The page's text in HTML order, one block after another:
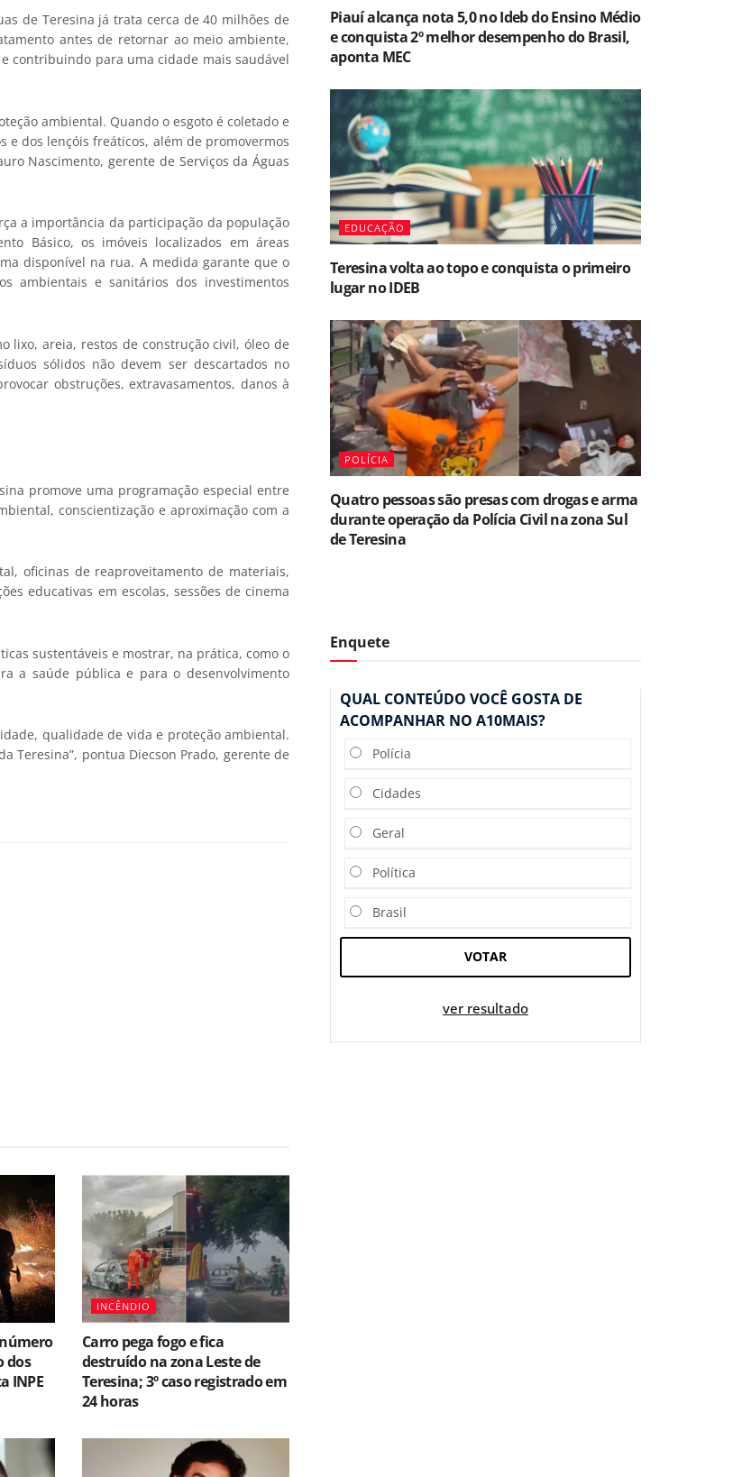
de Teresina já trata cerca de 40 milhões de
antes de retornar ao meio ambiente,
contribuindo para uma cidade mais saudável
ambiental. Quando o esgoto é coletado e
e dos lençóis freáticos, além de promovermos
Nascimento, gerente de Serviços da Águas
a importância da participação da população
Básico, os imóveis localizados em áreas
disponível na rua. A medida garante que o
ambientais e sanitários dos investimentos
lixo, areia, restos de construção civil, óleo de
sólidos não devem ser descartados no
obstruções, extravasamentos, danos à
promove uma programação especial entre
conscientização e aproximação com a
oficinas de reaproveitamento de materiais,
educativas em escolas, sessões de cinema
sustentáveis e mostrar, na prática, como o
a saúde pública e para o desenvolvimento
qualidade de vida e proteção ambiental.
Teresina”, pontua Diecson Prado, gerente de
dos
INPE
INCÊNDIO
Carro pega fogo e fica
destruído na zona Leste de
Teresina; 3º caso registrado em
24 horas
Piauí alcança nota 5,0 no Ideb do Ensino Médio
e conquista 2º melhor desempenho do Brasil,
aponta MEC
EDUCAÇÃO
Teresina volta ao topo e conquista o primeiro
lugar no IDEB
POLÍCIA
Quatro pessoas são presas com drogas e arma
durante operação da Polícia Civil na zona Sul
de Teresina
Enquete
QUAL CONTEÚDO VOCÊ GOSTA DE
ACOMPANHAR NO A10MAIS?
Polícia
Cidades
Geral
Política
Brasil
VOTAR
ver resultado